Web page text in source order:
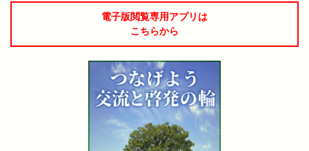
電子版閲覧専用アプリは
こちらから